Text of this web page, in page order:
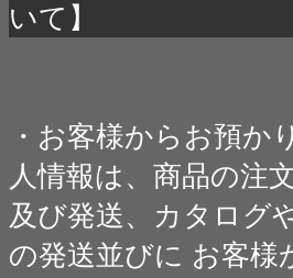
いて】
・お客様からお預か
人情報は、商品の注
及び発送、カタログ
の発送並びに お客様